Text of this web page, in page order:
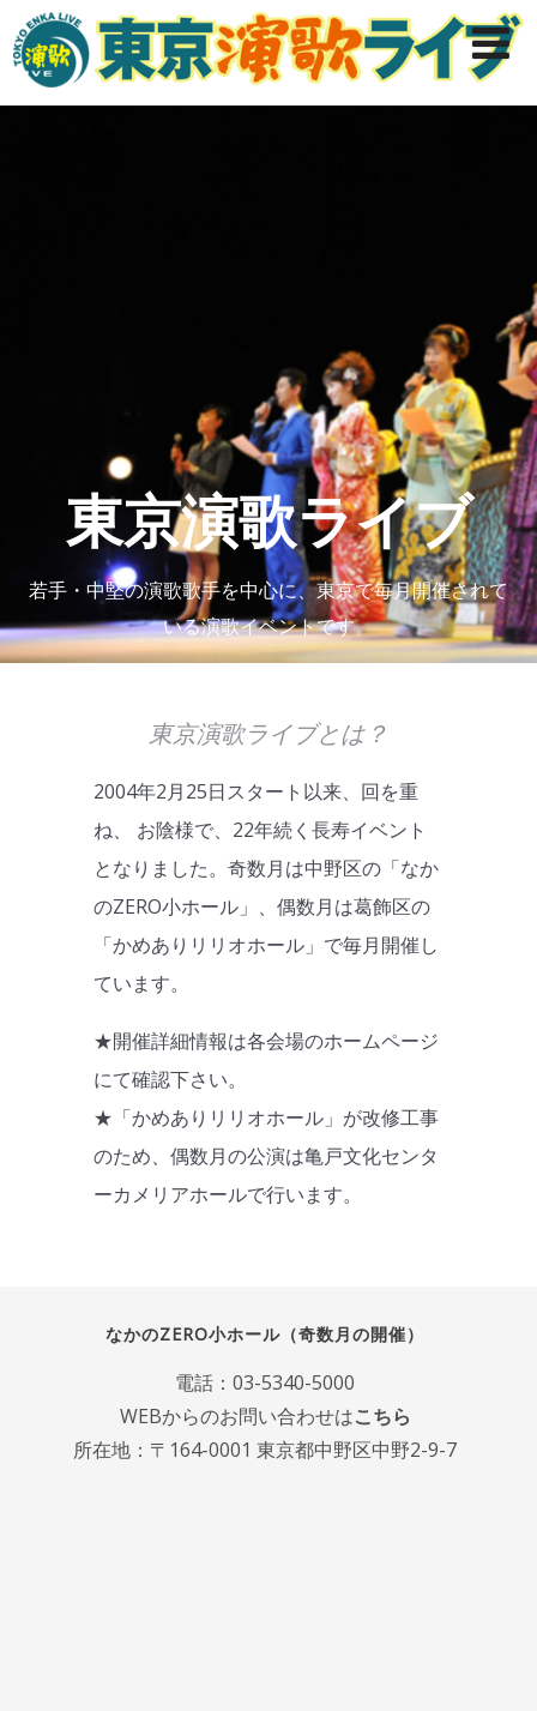
東京演歌ライブ
若手・中堅の演歌歌手を中心に、東京で毎月開催されて
いる演歌イベントです。
東京演歌ライブとは？
2004年2月25日スタート以来、回を重
ね、 お陰様で、22年続く長寿イベント
となりました。奇数月は中野区の「なか
のZERO小ホール」、偶数月は葛飾区の
「かめありリリオホール」で毎月開催し
ています。
★開催詳細情報は各会場のホームページ
にて確認下さい。
★「かめありリリオホール」が改修工事
のため、偶数月の公演は亀戸文化センタ
ーカメリアホールで行います。
なかのZERO小ホール（奇数月の開催）
電話：03-5340-5000
WEBからのお問い合わせはこちら
所在地：〒164-0001 東京都中野区中野2-9-7